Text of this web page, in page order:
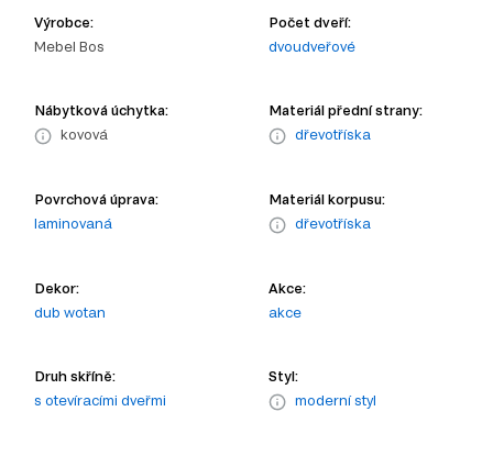
Výrobce:
Mebel Bos
Počet dveří:
dvoudveřové
Nábytková úchytka:
kovová
Materiál přední strany:
dřevotříska
Povrchová úprava:
laminovaná
Materiál korpusu:
dřevotříska
Dekor:
dub wotan
Akce:
akce
Druh skříně:
s otevíracími dveřmi
Styl:
moderní styl